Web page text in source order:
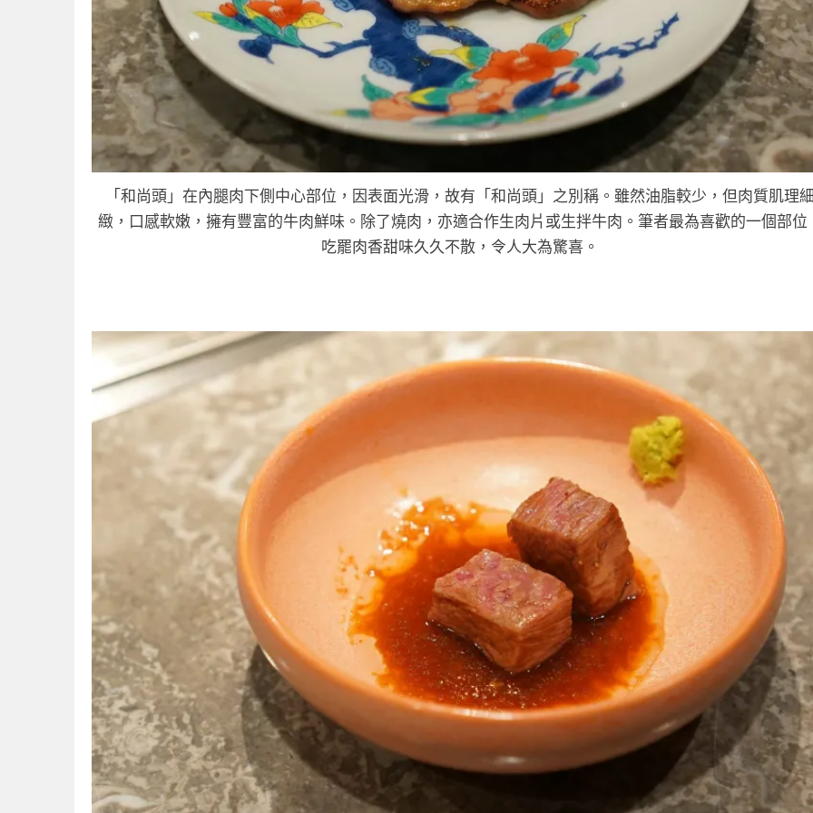
「和尚頭」在內腿肉下側中心部位，因表面光滑，故有「和尚頭」之別稱。雖然油脂較少，但肉質肌理
緻，口感軟嫩，擁有豐富的牛肉鮮味。除了燒肉，亦適合作生肉片或生拌牛肉。筆者最為喜歡的一個部位
吃罷肉香甜味久久不散，令人大為驚喜。